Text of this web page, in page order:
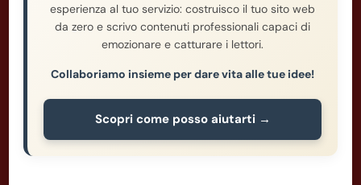
esperienza al tuo servizio: costruisco il tuo sito web
da zero e scrivo contenuti professionali capaci di
emozionare e catturare i lettori.
Collaboriamo insieme per dare vita alle tue idee!
Scopri come posso aiutarti →